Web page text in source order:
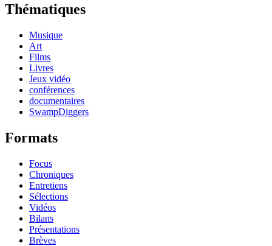
Thématiques
Musique
Art
Films
Livres
Jeux vidéo
conférences
documentaires
SwampDiggers
Formats
Focus
Chroniques
Entretiens
Sélections
Vidéos
Bilans
Présentations
Brèves